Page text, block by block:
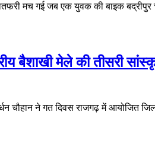
मच गई जब एक युवक की बाइक
बैशाखी मेले की तीसरी
चौहान ने गत दिवस राजगढ़ में आयोजित